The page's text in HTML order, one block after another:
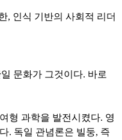
, 인식 기반의 사회적 리더
문화가 그것이다. 바로
형 과학을 발전시켰다. 영
. 독일 관념론은 빌둥, 즉